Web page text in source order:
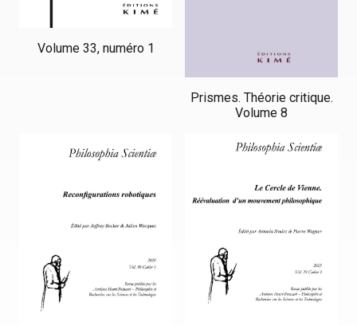
Volume 33, numéro 1
Prismes. Théorie critique.
Volume 8